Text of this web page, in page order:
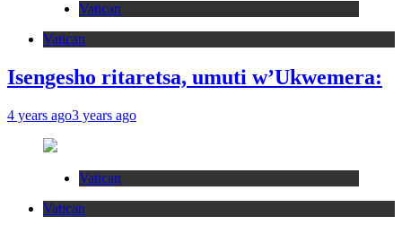
Vatican
Vatican
Isengesho ritaretsa, umuti w’Ukwemera:
4 years ago3 years ago
Vatican
Vatican